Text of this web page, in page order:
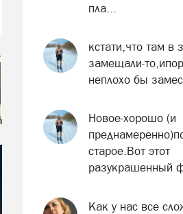
пла...
кстати,что там в
замещали-
неплохо бы
Новое-хорошо (и
старое.Вот этот
разукрашенный
Как у нас все